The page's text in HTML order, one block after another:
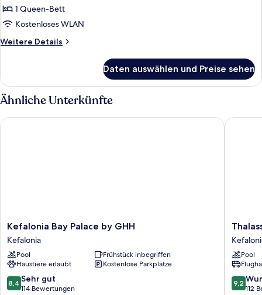
1 Queen-Bett
Kostenloses WLAN
Weitere Details
Weitere
Suite
Daten auswählen und Preise sehen
Ähnliche Unterkünfte
Kefalonia
Bay
Palace
by
GHH
Kefalonia
Kefalonia Bay Palace by GHH
Kefalonia
Pool
Frühstück inbegriffen
Haustiere erlaubt
Kostenlose Parkplätze
8.4
von
8,4 Sehr gut
114 Bewertungen
Kefalonia Bay Palace by GHH
Thalassa
Hotel
-
Adults
Only
Pool
9.2
von
9,2
112